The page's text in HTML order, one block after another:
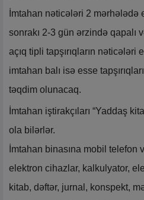
İmtahan nəticələri 2
sonrakı 2-3 gün ərzində qapalı
açıq tipli tapşırıqların nəticələri
imtahan balı isə esse
təqdim olunacaq.
İmtahan iştirakçıları “Yaddaş
ola bilərlər.
İmtahan binasına mobil telefon
elektron cihazlar, kalkulyator,
kitab, dəftər, jurnal, konspekt,